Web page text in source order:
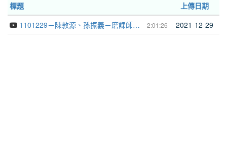
標題 上傳日期
2:01:26
1101229－陳敦源、孫振義－磨課師真心話大聲說 2021-12-29